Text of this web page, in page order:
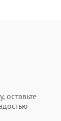
оставьте